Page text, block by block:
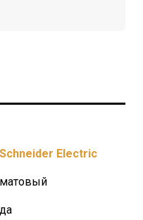
Schneider Electric
матовый
да